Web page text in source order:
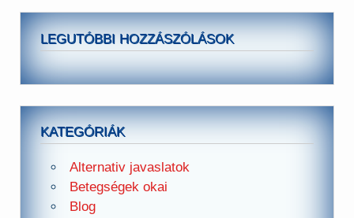
LEGUTÓBBI HOZZÁSZÓLÁSOK
KATEGÓRIÁK
Alternativ javaslatok
Betegségek okai
Blog